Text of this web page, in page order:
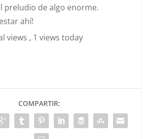
preludio de algo enorme.
ahí!
views , 1 views today
COMPARTIR: